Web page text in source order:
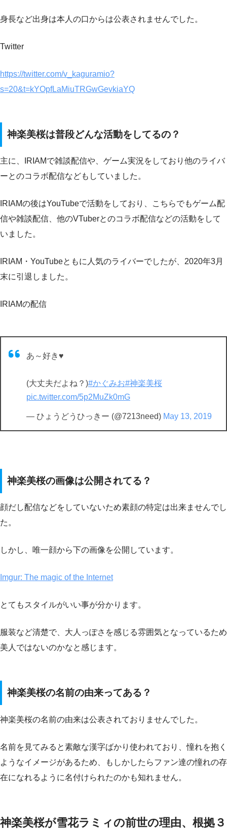
身長など出身は本人の口からは公表されませんでした。
Twitter
https://twitter.com/v_kaguramio?
s=20&t=kYOpfLaMiuTRGwGevkiaYQ
神楽美桜は普段どんな活動をしてるの？
主に、IRIAMで雑談配信や、ゲーム実況をしており他のライバ
ーとのコラボ配信などもしていました。
IRIAMの後はYouTubeで活動をしており、こちらでもゲーム配
信や雑談配信、他のVTuberとのコラボ配信などの活動をして
いました。
IRIAM・YouTubeともに人気のライバーでしたが、2020年3月
末に引退しました。
IRIAMの配信
あ～好き♥️
(大丈夫だよね？)#かぐみお#神楽美桜
pic.twitter.com/5p2MuZk0mG
— ひょうどうひっきー (@7213need) May 13, 2019
神楽美桜の画像は公開されてる？
顔だし配信などをしていないため素顔の特定は出来ませんでし
た。
しかし、唯一顔から下の画像を公開しています。
Imgur: The magic of the Internet
とてもスタイルがいい事が分かります。
服装など清楚で、大人っぽさを感じる雰囲気となっているため
美人ではないのかなと感じます。
神楽美桜の名前の由来ってある？
神楽美桜の名前の由来は公表されておりませんでした。
名前を見てみると素敵な漢字ばかり使われており、憧れを抱く
ようなイメージがあるため、もしかしたらファン達の憧れの存
在になれるように名付けられたのかも知れません。
神楽美桜が雪花ラミィの前世の理由、根拠３